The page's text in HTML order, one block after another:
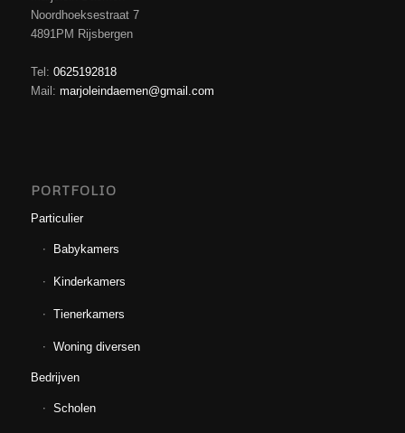
Noordhoeksestraat 7
4891PM Rijsbergen
Tel: 0625192818
Mail: marjoleindaemen@gmail.com
PORTFOLIO
Particulier
Babykamers
Kinderkamers
Tienerkamers
Woning diversen
Bedrijven
Scholen